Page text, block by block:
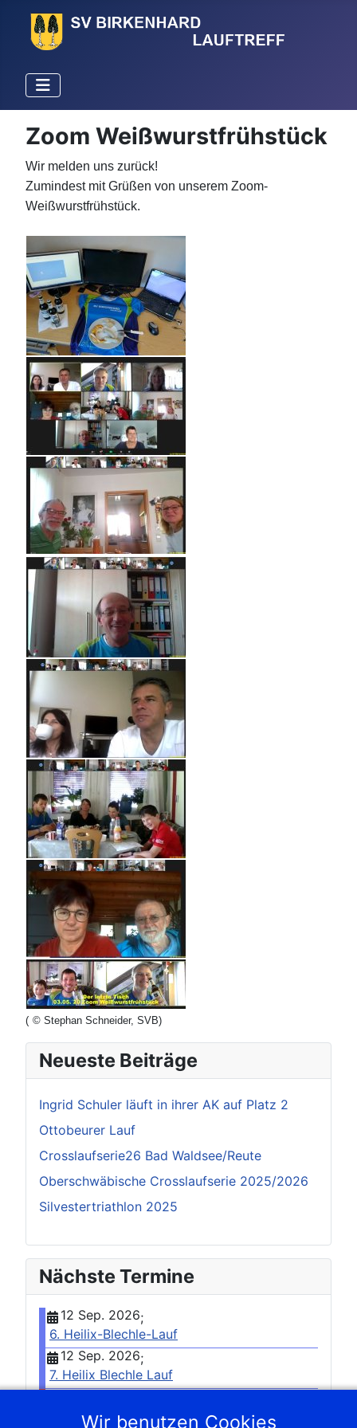
Zoom Weißwurstfrühstück
Wir melden uns zurück!
Zumindest mit Grüßen von unserem Zoom-
Weißwurstfrühstück.
( © Stephan Schneider, SVB)
Neueste Beiträge
Ingrid Schuler läuft in ihrer AK auf Platz 2
Ottobeurer Lauf
Crosslaufserie26 Bad Waldsee/Reute
Oberschwäbische Crosslaufserie 2025/2026
Silvestertriathlon 2025
Nächste Termine
12 Sep. 2026;
6. Heilix-Blechle-Lauf
12 Sep. 2026;
7. Heilix Blechle Lauf
Herbstwaldlauf Burrenwald
Wir benutzen Cookies